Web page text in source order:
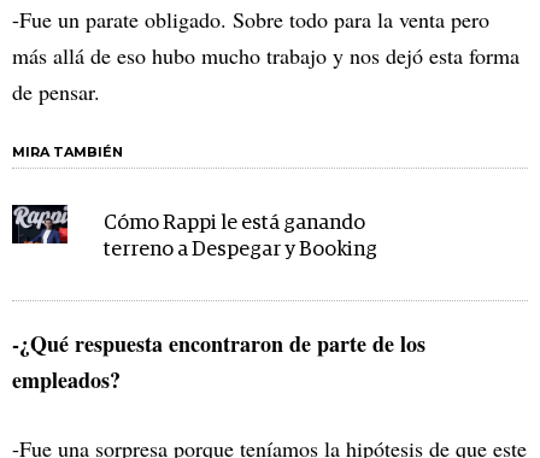
-Fue un parate obligado. Sobre todo para la venta pero
más allá de eso hubo mucho trabajo y nos dejó esta forma
de pensar.
MIRA TAMBIÉN
Cómo Rappi le está ganando
terreno a Despegar y Booking
-¿Qué respuesta encontraron de parte de los
empleados?
-Fue una sorpresa porque teníamos la hipótesis de que este